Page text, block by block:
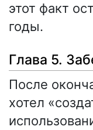
этот факт
годы.
Глава 5.
После
хотел